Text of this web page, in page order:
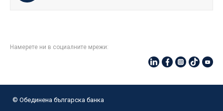
Намерете ни в социалните мрежи:
© Oбединена българска банка